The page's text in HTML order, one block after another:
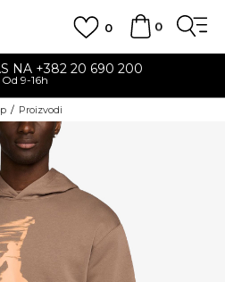
0
0
NA +382 20 690 200
Od 9-16h
Proizvodi